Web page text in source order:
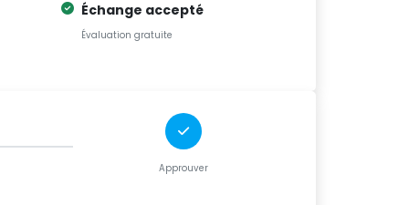
Échange accepté
Évaluation gratuite
Approuver